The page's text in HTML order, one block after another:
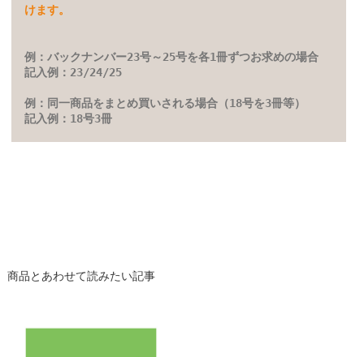
けます。
例：バックナンバー23号～25号を各1冊ずつお求めの場合
記入例：23/24/25
例：同一商品をまとめ買いされる場合（18号を3冊等）
記入例：18号3冊
商品とあわせて読みたい記事